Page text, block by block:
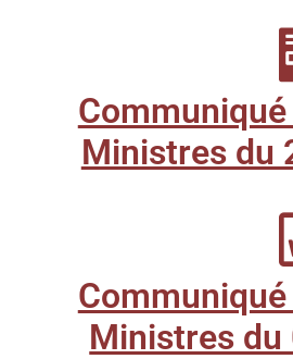
Ministres du
Ministres du